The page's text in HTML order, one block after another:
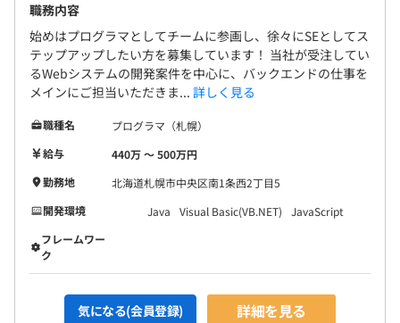
職務内容
始めはプログラマとしてチームに参画し、徐々にSEとしてス
テップアップしたい方を募集しています！ 当社が受注してい
るWebシステムの開発案件を中心に、バックエンドの仕事を
メインにご担当いただきま... 詳しく見る
職種名
プログラマ（札幌）
給与
440万 〜 500万円
勤務地
北海道札幌市中央区南1条西2丁目5
開発環境
Java Visual Basic(VB.NET)
JavaScript
フレームワー
ク
気になる(会員登録) 詳細を見る